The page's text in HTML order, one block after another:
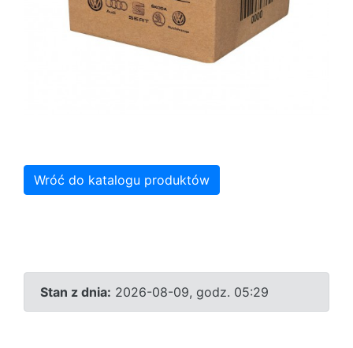
Wróć do katalogu produktów
Stan z dnia: 2026-08-09, godz. 05:29